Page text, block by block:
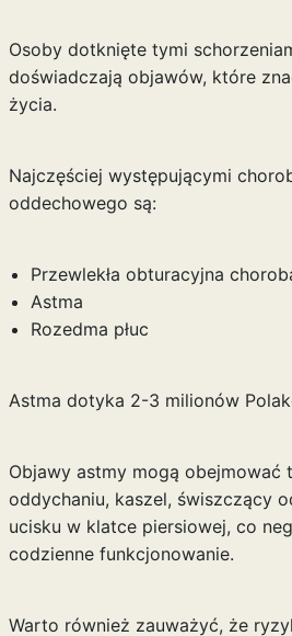
Osoby dotknięte tymi
doświadczają objawów, które
życia.
Najczęściej występującymi
oddechowego są:
Przewlekła obturacyjna
Astma
Rozedma płuc
Astma dotyka 2-3 milionów
Objawy astmy mogą obejmować
oddychaniu, kaszel, świszczący
ucisku w klatce piersiowej, co
codzienne funkcjonowanie.
Warto również zauważyć, że